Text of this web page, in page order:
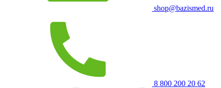
shop@bazismed.ru
8 800 200 20 62